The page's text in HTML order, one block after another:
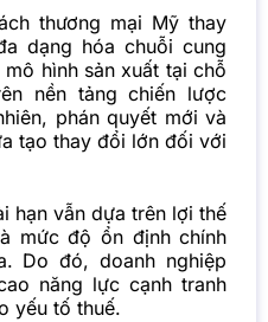
thương mại Mỹ thay
dạng hóa chuỗi cung
hình sản xuất tại chỗ
nền tảng chiến lược
phán quyết mới và
tạo thay đổi lớn đối với
hạn vẫn dựa trên lợi thế
mức độ ổn định chính
Do đó, doanh nghiệp
năng lực cạnh tranh
yếu tố thuế.